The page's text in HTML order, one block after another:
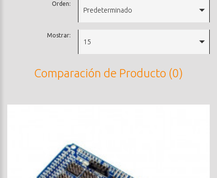
Orden:
Predeterminado
Mostrar:
15
Comparación de Producto (0)